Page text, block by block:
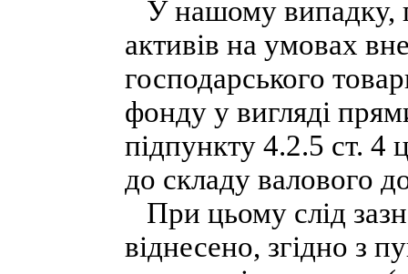
У нашому випадку,
активів на умовах
господарського
фонду у вигляді
підпункту 4.2.5 ст. 4
до складу валового
При цьому слід
віднесено, згідно з